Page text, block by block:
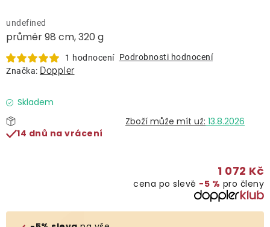
Lehátka
Doplňky
Deštníky
Gastro produkty
průměr 98 cm, 320 g
undefined
1 hodnocení Podrobnosti hodnocení
Značka: Doppler
Skladem
13.8.2026
14 dnů na vrácení
1 072 Kč
cena po slevě −5 % pro členy